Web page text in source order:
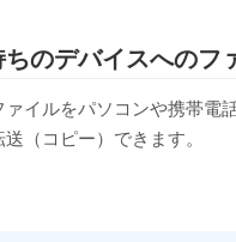
のデバイスへのフ
ァイルをパソコンや携帯電
（コピー）できます。